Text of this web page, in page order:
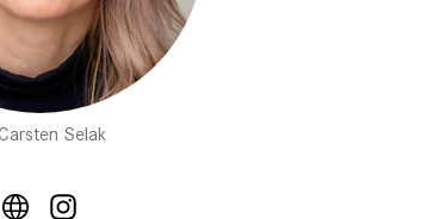
Carsten Selak